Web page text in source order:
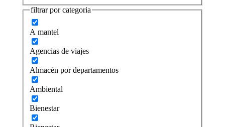
filtrar por categoria
A mantel
Agencias de viajes
Almacén por departamentos
Ambiental
Bienestar